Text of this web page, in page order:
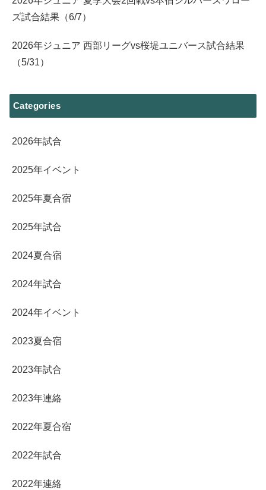
ズ試合結果（6/7）
2026年ジュニア 西部リーグvs桜堤ユニバース試合結果
（5/31）
Categories
2026年試合
2025年イベント
2025年夏合宿
2025年試合
2024夏合宿
2024年試合
2024年イベント
2023夏合宿
2023年試合
2023年連絡
2022年夏合宿
2022年試合
2022年連絡